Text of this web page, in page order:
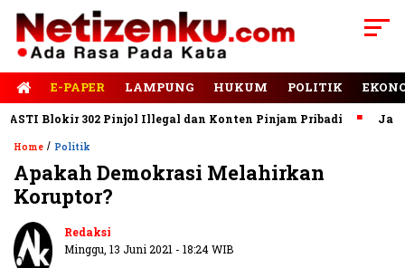
E-PAPER LAMPUNG HUKUM POLITIK
Blokir 302 Pinjol Illegal dan Konten Pinjam Pribadi Jalan
Home / Politik
Apakah Demokrasi Melahirkan
Koruptor?
Redaksi
Minggu, 13 Juni 2021 - 18:24 WIB